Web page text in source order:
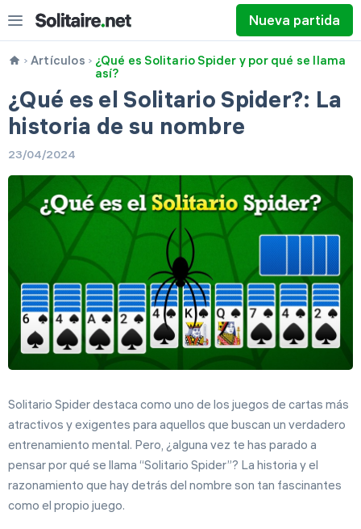
Nueva partida
Voltear 1
Voltear 3
Artículos
¿Qué es Solitario Spider y por qué se llama
así?
¿Qué es el Solitario Spider?: La
historia de su nombre
23/04/2024
Solitario Spider destaca como uno de los juegos de cartas más
atractivos y exigentes para aquellos que buscan un verdadero
entrenamiento mental. Pero, ¿alguna vez te has parado a
pensar por qué se llama “Solitario Spider”? La historia y el
razonamiento que hay detrás del nombre son tan fascinantes
como el propio juego.